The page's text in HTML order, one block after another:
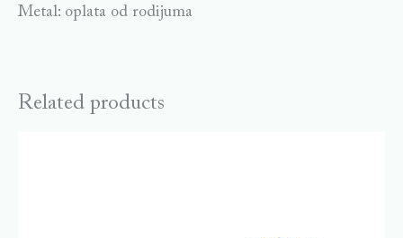
Metal: oplata od rodijuma
Related products